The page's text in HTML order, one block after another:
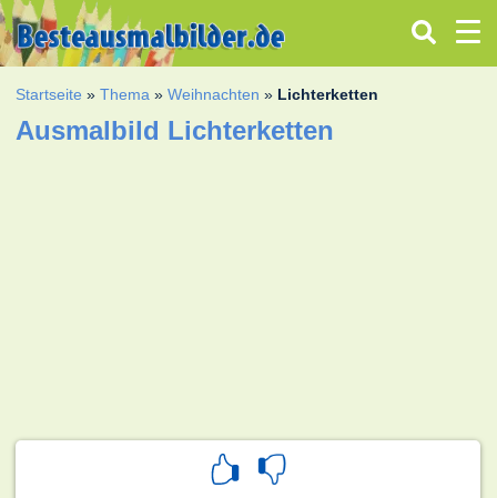
Startseite »Thema »Weihnachten » Lichterketten
Ausmalbild Lichterketten